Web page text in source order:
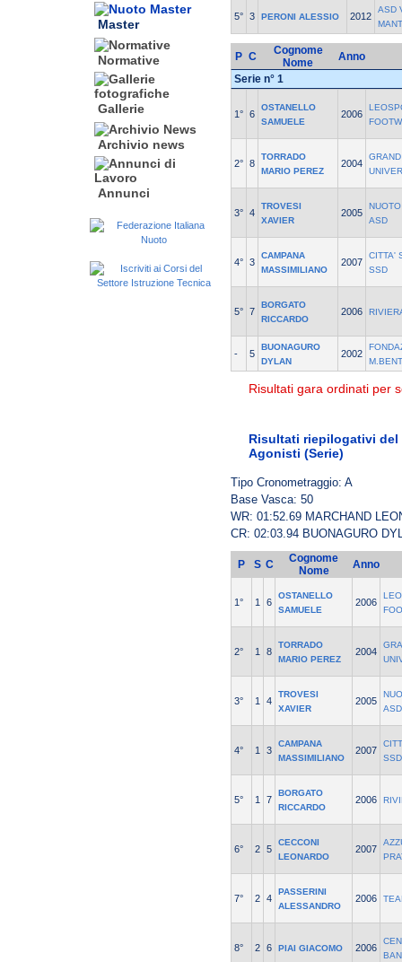
Master
Normative
Gallerie
Archivio news
Annunci
5° 3 PERONI ALESSIO 2012
ASD
P C
Cognome
Nome
Anno
Serie n° 1
1° 6
OSTANELLO
SAMUELE
2006
2° 8
TORRADO
MARIO PEREZ
2004
3° 4
TROVESI
XAVIER
2005
ASD
4° 3
CAMPANA
MASSIMILIANO
2007
CITTA'
SSD
5° 7
BORGATO
RICCARDO
2006
- 5
BUONAGURO
DYLAN
2002
Risultati gara ordinati per
Risultati riepilogativi del
Agonisti (Serie)
Tipo Cronometraggio: A
Base Vasca: 50
WR: 01:52.69 MARCHAND
CR: 02:03.94 BUONAGURO
P S C
Cognome
Nome
Anno
1° 1 6
OSTANELLO
SAMUELE
2006
2° 1 8
TORRADO
MARIO PEREZ
2004
3° 1 4
TROVESI
XAVIER
2005
ASD
4° 1 3
CAMPANA
MASSIMILIANO
2007
SSD
5° 1 7
BORGATO
RICCARDO
2006
6° 2 5
CECCONI
LEONARDO
2007
7° 2 4
PASSERINI
ALESSANDRO
2006
8° 2 6 PIAI GIACOMO 2006